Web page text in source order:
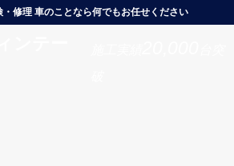
修理 車のことなら何でもお任せください